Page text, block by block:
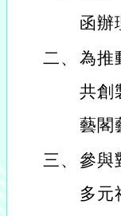
函辦
二、 為推
共創
藝閣
三、 參與
多元